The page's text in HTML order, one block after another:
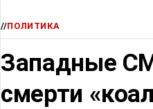
//ПОЛИТИКА
Западные
смерти